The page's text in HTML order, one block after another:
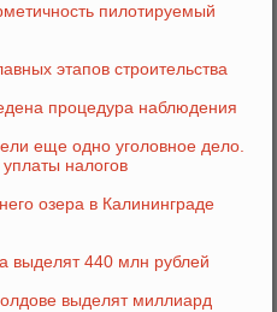
пилотируемый
этапов строительства
процедура наблюдения
еще одно уголовное дело.
налогов
озера в Калининграде
выделят 440 млн рублей
выделят миллиард